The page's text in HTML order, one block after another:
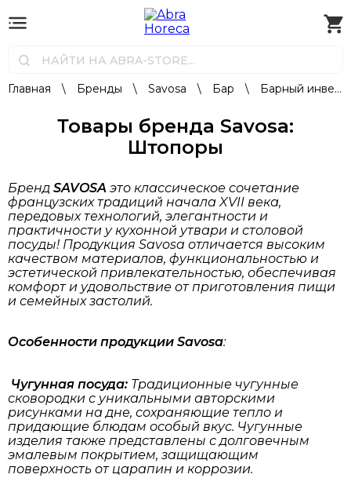
Главная \ Бренды \ Savosa \ Бар \ Барный инвентарь
Товары бренда Savosa:
Штопоры
Бренд SAVOSA это классическое сочетание
французских традиций начала XVII века,
передовых технологий, элегантности и
практичности у кухонной утвари и столовой
посуды! Продукция Savosa отличается высоким
качеством материалов, функциональностью и
эстетической привлекательностью, обеспечивая
комфорт и удовольствие от приготовления пищи
и семейных застолий.
Особенности продукции Savosa:
Чугунная посуда: Традиционные чугунные
сковородки с уникальными авторскими
рисунками на дне, сохраняющие тепло и
придающие блюдам особый вкус. Чугунные
изделия также представлены с долговечным
эмалевым покрытием, защищающим
поверхность от царапин и коррозии.